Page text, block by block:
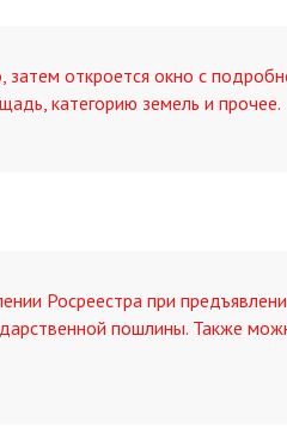
затем откроется окно с
категорию земель и прочее.
Росреестра при
пошлины. Также